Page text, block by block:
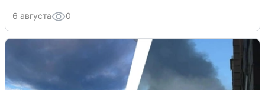
6 августа 0